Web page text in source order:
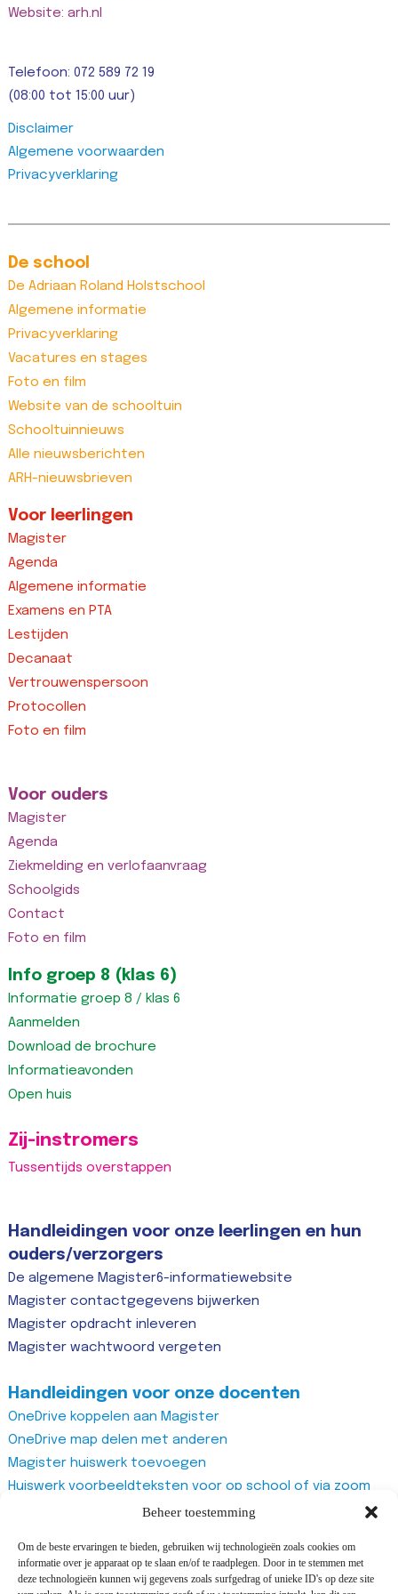
Beheer toestemming
Om de beste ervaringen te bieden, gebruiken wij technologieën zoals cookies om
informatie over je apparaat op te slaan en/of te raadplegen. Door in te stemmen met
deze technologieën kunnen wij gegevens zoals surfgedrag of unieke ID's op deze site
Website: arh.nl
Telefoon: 072 589 72 19
(08:00 tot 15:00 uur)
Disclaimer
Algemene voorwaarden
Privacyverklaring
De school
De Adriaan Roland Holstschool
Algemene informatie
Privacyverklaring
Vacatures en stages
Foto en film
Website van de schooltuin
Schooltuinnieuws
Alle nieuwsberichten
ARH-nieuwsbrieven
Voor leerlingen
Magister
Agenda
Algemene informatie
Examens en PTA
Lestijden
Decanaat
Vertrouwenspersoon
Protocollen
Foto en film
Voor ouders
Magister
Agenda
Ziekmelding en verlofaanvraag
Schoolgids
Contact
Foto en film
Info groep 8 (klas 6)
Informatie groep 8 / klas 6
Aanmelden
Download de brochure
Informatieavonden
Open huis
Zij-instromers
Tussentijds overstappen
Handleidingen voor onze leerlingen en hun
ouders/verzorgers
De algemene Magister6-informatiewebsite
Magister contactgegevens bijwerken
Magister opdracht inleveren
Magister wachtwoord vergeten
Handleidingen voor onze docenten
OneDrive koppelen aan Magister
OneDrive map delen met anderen
Magister huiswerk toevoegen
Huiswerk voorbeeldteksten voor op school of via zoom
Magister studiewijzers
Magister docentenhandleiding algemeen
Zoom account aanmaken